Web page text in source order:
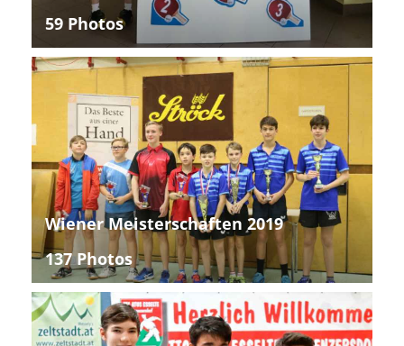
59 Photos
Wiener Meisterschaften 2019
137 Photos